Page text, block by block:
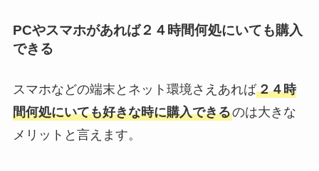
PCやスマホがあれば２４時間何処にいても購入
できる
スマホなどの端末とネット環境さえあれば２４時
間何処にいても好きな時に購入できるのは大きな
メリットと言えます。